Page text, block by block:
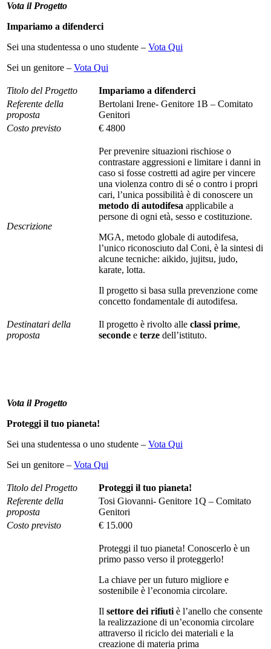
Vota il Progetto
Impariamo a difenderci
Sei una studentessa o uno studente – Vota Qui
Sei un genitore – Vota Qui
Titolo del Progetto
Impariamo a difenderci
Referente della
proposta
Bertolani Irene- Genitore 1B – Comitato
Genitori
Costo previsto
€ 4800
Descrizione
Per prevenire situazioni rischiose o
contrastare aggressioni e limitare i danni in
caso si fosse costretti ad agire per vincere
una violenza contro di sé o contro i propri
cari, l’unica possibilità è di conoscere un
metodo di autodifesa applicabile a
persone di ogni età, sesso e costituzione.
MGA, metodo globale di autodifesa,
l’unico riconosciuto dal Coni, è la sintesi di
alcune tecniche: aikido, jujitsu, judo,
karate, lotta.
Il progetto si basa sulla prevenzione come
concetto fondamentale di autodifesa.
Destinatari della
proposta
Il progetto è rivolto alle classi prime,
seconde e terze dell’istituto.
Vota il Progetto
Proteggi il tuo pianeta!
Sei una studentessa o uno studente – Vota Qui
Sei un genitore – Vota Qui
Titolo del Progetto
Proteggi il tuo pianeta!
Referente della
proposta
Tosi Giovanni- Genitore 1Q – Comitato
Genitori
Costo previsto
€ 15.000
Proteggi il tuo pianeta! Conoscerlo è un
primo passo verso il proteggerlo!
La chiave per un futuro migliore e
sostenibile è l’economia circolare.
Il settore dei rifiuti è l’anello che consente
la realizzazione di un’economia circolare
attraverso il riciclo dei materiali e la
creazione di materia prima